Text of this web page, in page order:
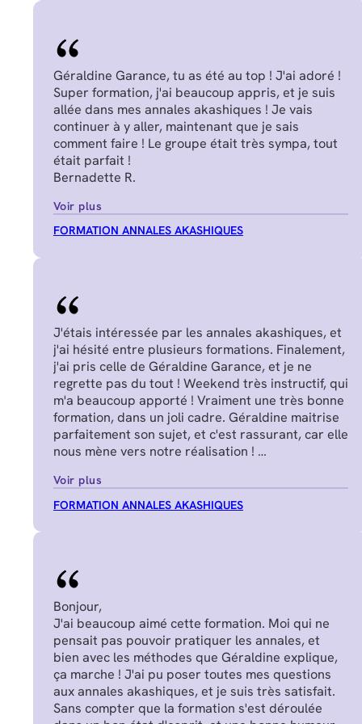
Géraldine Garance, tu as été au top ! J'ai adoré !
Super formation, j'ai beaucoup appris, et je suis
allée dans mes annales akashiques ! Je vais
continuer à y aller, maintenant que je sais
comment faire ! Le groupe était très sympa, tout
était parfait !
Bernadette R.
Voir plus
FORMATION ANNALES AKASHIQUES
J'étais intéressée par les annales akashiques, et
j'ai hésité entre plusieurs formations. Finalement,
j'ai pris celle de Géraldine Garance, et je ne
regrette pas du tout ! Weekend très instructif, qui
m'a beaucoup apporté ! Vraiment une très bonne
formation, dans un joli cadre. Géraldine maitrise
parfaitement son sujet, et c'est rassurant, car elle
nous mène vers notre réalisation !
Voir plus
FORMATION ANNALES AKASHIQUES
Bonjour,
J'ai beaucoup aimé cette formation. Moi qui ne
pensait pas pouvoir pratiquer les annales, et
bien avec les méthodes que Géraldine explique,
ça marche ! J'ai pu poser toutes mes questions
aux annales akashiques, et je suis très satisfait.
Sans compter que la formation s'est déroulée